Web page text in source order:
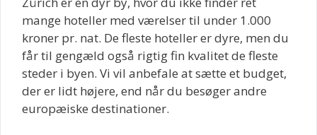
mange hoteller med værelser til under 1.000
kroner pr. nat. De fleste hoteller er dyre, men du
får til gengæld også rigtig fin kvalitet de fleste
steder i byen. Vi vil anbefale at sætte et budget,
der er lidt højere, end når du besøger andre
europæiske destinationer.